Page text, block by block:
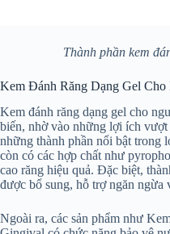
Thành phần kem
Kem Đánh Răng Dạng Gel
Kem đánh răng dạng gel cho
biến, nhờ vào những lợi ích
những thành phần nổi bật trong
còn có các hợp chất như
cao răng hiệu quả. Đặc biệt,
được bổ sung, hỗ trợ ngăn
Ngoài ra, các sản phẩm như